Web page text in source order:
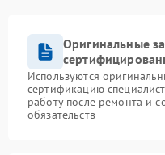
Оригинальные
Используются
сертификацию
работу после ремонта и
обязательств